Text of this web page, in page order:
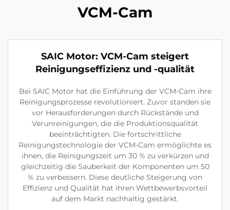
VCM-Cam
SAIC Motor: VCM-Cam steigert
Reinigungseffizienz und -qualität
Bei SAIC Motor hat die Einführung der VCM-Cam ihre
Reinigungsprozesse revolutioniert. Zuvor standen sie
vor Herausforderungen durch Rückstände und
Verunreinigungen, die die Produktionsqualität
beeinträchtigten. Die fortschrittliche
Reinigungstechnologie der VCM-Cam ermöglichte es
ihnen, die Reinigungszeit um 30 % zu verkürzen und
gleichzeitig die Sauberkeit der Komponenten um 50
% zu verbessern. Diese deutliche Steigerung von
Effizienz und Qualität hat ihren Wettbewerbsvorteil
auf dem Markt nachhaltig gestärkt.